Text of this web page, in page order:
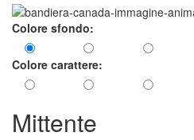
Colore sfondo:
Colore carattere:
Mittente